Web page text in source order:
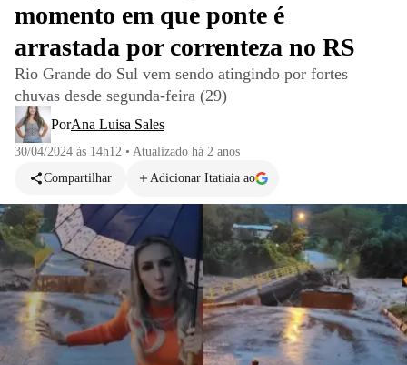
momento em que ponte é
arrastada por correnteza no RS
Rio Grande do Sul vem sendo atingindo por fortes
chuvas desde segunda-feira (29)
PorAna Luisa Sales
30/04/2024 às 14h12 • Atualizado há 2 anos
Compartilhar
Adicionar Itatiaia ao